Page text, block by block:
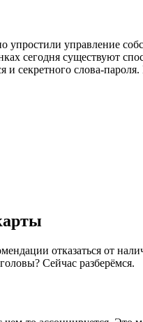
упростили управление
сегодня существуют
слова-
отказаться от
Сейчас разберёмся.